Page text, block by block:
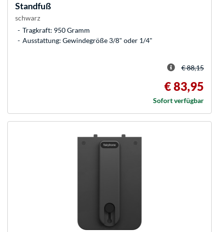
Standfuß
schwarz
Tragkraft: 950 Gramm
Ausstattung: Gewindegröße 3/8" oder 1/4"
€ 88,15
€ 83,95
Sofort verfügbar